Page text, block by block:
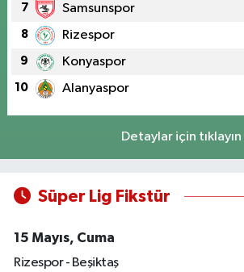
7 Samsunspor
8 Rizespor
9 Konyaspor
10 Alanyaspor
Detaylar için tıklayın
Süper Lig Fikstür
15 Mayıs, Cuma
Rizespor - Beşiktaş